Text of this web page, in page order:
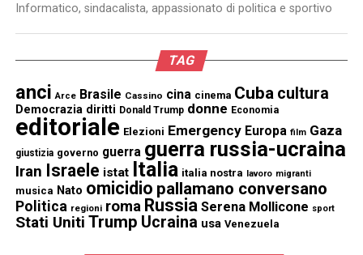
Informatico, sindacalista, appassionato di politica e sportivo
TAG
anci Arce Brasile Cassino cina cinema Cuba cultura
Democrazia diritti Donald Trump donne Economia
editoriale Elezioni Emergency Europa film Gaza
giustizia governo guerra guerra russia-ucraina
Iran Israele istat Italia italia nostra lavoro migranti
musica Nato omicidio pallamano conversano
Politica regioni roma Russia Serena Mollicone sport
Stati Uniti Trump Ucraina usa Venezuela